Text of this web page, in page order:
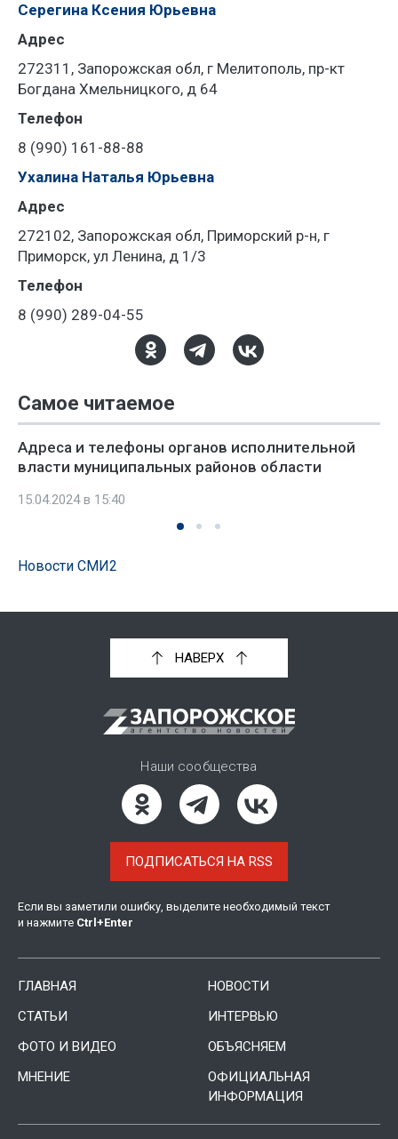
Серегина Ксения Юрьевна
Адрес
272311, Запорожская обл, г Мелитополь, пр-кт
Богдана Хмельницкого, д 64
Телефон
8 (990) 161-88-88
Ухалина Наталья Юрьевна
Адрес
272102, Запорожская обл, Приморский р-н, г
Приморск, ул Ленина, д 1/3
Телефон
8 (990) 289-04-55
Самое читаемое
Адреса и телефоны органов исполнительной
власти муниципальных районов области
15.04.2024 в 15:40
Новости СМИ2
НАВЕРХ
Наши сообщества
ПОДПИСАТЬСЯ НА RSS
Если вы заметили ошибку, выделите необходимый текст
и нажмите Ctrl +Enter
ГЛАВНАЯ
НОВОСТИ
СТАТЬИ
ИНТЕРВЬЮ
ФОТО И ВИДЕО
ОБЪЯСНЯЕМ
МНЕНИЕ
ОФИЦИАЛЬНАЯ
ИНФОРМАЦИЯ